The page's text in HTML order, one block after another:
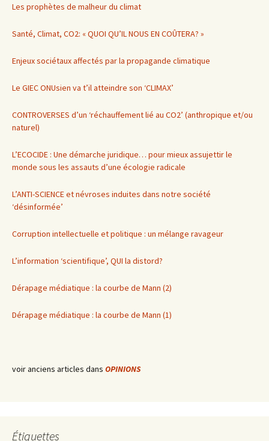
Les prophètes de malheur du climat
Santé, Climat, CO2: « QUOI QU’IL NOUS EN COÛTERA? »
Enjeux sociétaux affectés par la propagande climatique
Le GIEC ONUsien va t’il atteindre son ‘CLIMAX’
CONTROVERSES d’un ‘réchauffement lié au CO2’ (anthropique et/ou
naturel)
L’ECOCIDE : Une démarche juridique… pour mieux assujettir le
monde sous les assauts d’une écologie radicale
L’ANTI-SCIENCE et névroses induites dans notre société
‘désinformée’
Corruption intellectuelle et politique : un mélange ravageur
L’information ‘scientifique’, QUI la distord?
Dérapage médiatique : la courbe de Mann (2)
Dérapage médiatique : la courbe de Mann (1)
voir anciens articles dans OPINIONS
Étiquettes